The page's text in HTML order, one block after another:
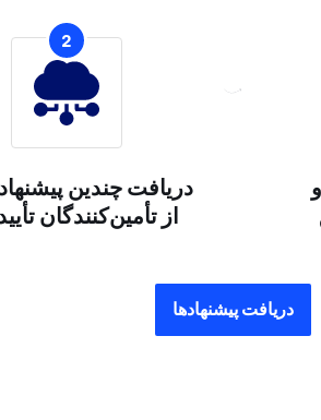
2
دریافت چندین
از تأمین‌کنندگان
دریافت پیشنهادها